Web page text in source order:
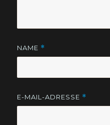
NAME *
E-MAIL-ADRESSE *